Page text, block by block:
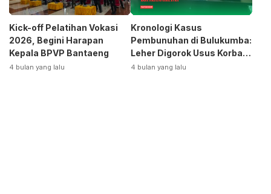
Kick-off Pelatihan Vokasi
2026, Begini Harapan
Kepala BPVP Bantaeng
4 bulan yang lalu
Kronologi Kasus
Pembunuhan di Bulukumba:
Leher Digorok Usus Korban
Dikeluarkan
4 bulan yang lalu